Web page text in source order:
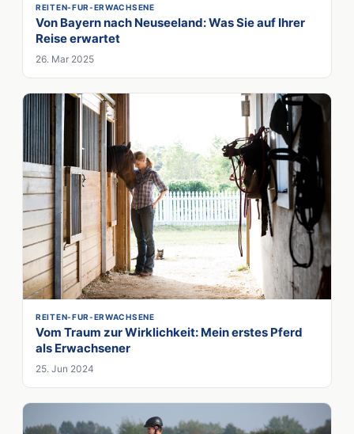
REITEN-FUR-ERWACHSENE
Von Bayern nach Neuseeland: Was Sie auf Ihrer
Reise erwartet
26. Mar 2025
REITEN-FUR-ERWACHSENE
Vom Traum zur Wirklichkeit: Mein erstes Pferd
als Erwachsener
25. Jun 2024